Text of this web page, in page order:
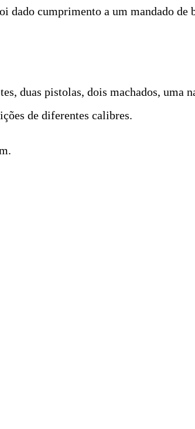
dado cumprimento a um mandado de
duas pistolas, dois machados, uma
de diferentes calibres.